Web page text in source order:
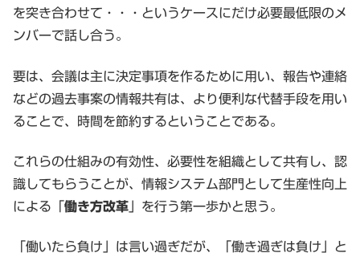
を突き合わせて・・・というケースにだけ必要最低限のメ
ンバーで話し合う。
要は、会議は主に決定事項を作るために用い、報告や連絡
などの過去事案の情報共有は、より便利な代替手段を用い
ることで、時間を節約するということである。
これらの仕組みの有効性、必要性を組織として共有し、認
識してもらうことが、情報システム部門として生産性向上
による「 働き方改革 」を行う第一歩かと思う。
「働いたら負け」は言い過ぎだが、「働き過ぎは負け」と